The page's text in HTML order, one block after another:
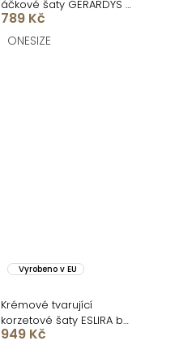
áčkové šaty GERARDYS s
páskem
789 Kč
ONESIZE
Vyrobeno v EU
Krémové tvarující
korzetové šaty ESLIRA bez
ramínek
949 Kč